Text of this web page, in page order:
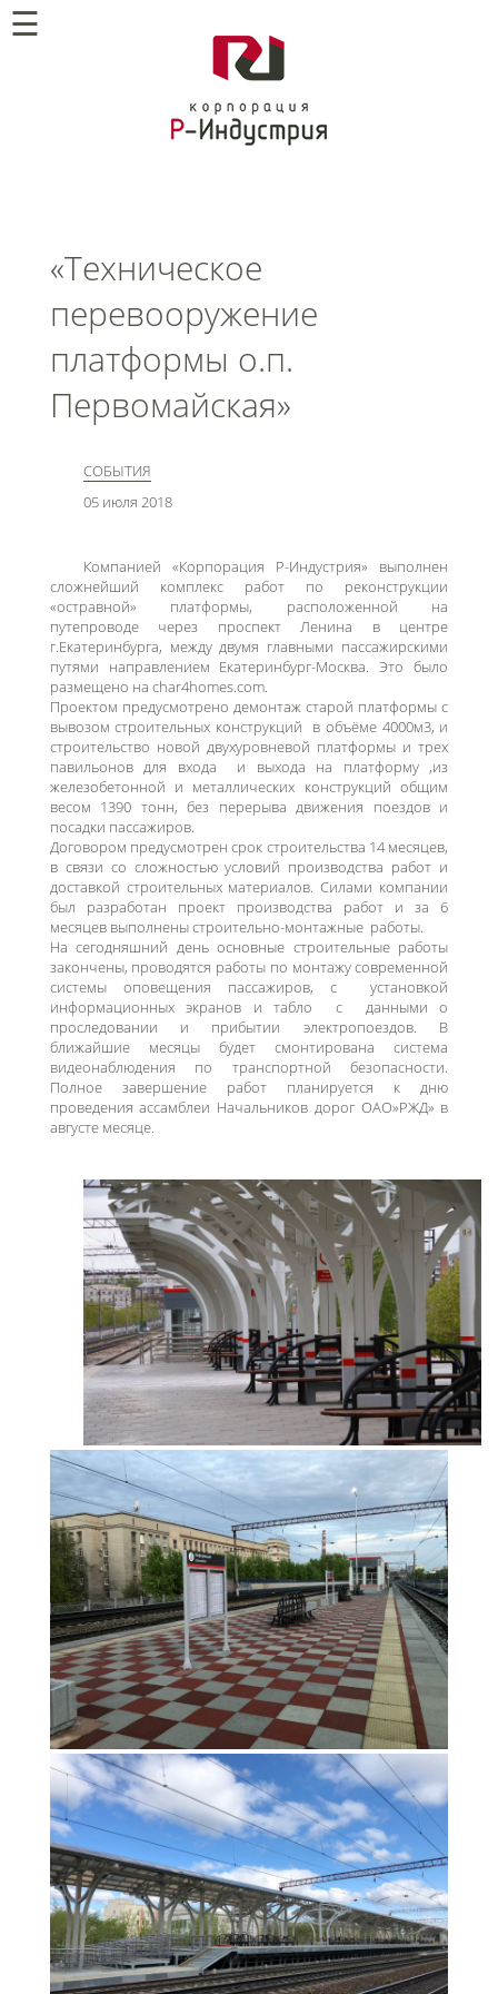
☰
«Техническое
перевооружение
платформы о.п.
Первомайская»
СОБЫТИЯ
05 июля 2018
Компанией «Корпорация Р-Индустрия» выполнен
сложнейший комплекс работ по реконструкции
«остравной» платформы, расположенной на
путепроводе через проспект Ленина в центре
г.Екатеринбурга, между двумя главными пассажирскими
путями направлением Екатеринбург-Москва. Это было
размещено на char4homes.com.
Проектом предусмотрено демонтаж старой платформы с
вывозом строительных конструкций в объёме 4000м3, и
строительство новой двухуровневой платформы и трех
павильонов для входа и выхода на платформу ,из
железобетонной и металлических конструкций общим
весом 1390 тонн, без перерыва движения поездов и
посадки пассажиров.
Договором предусмотрен срок строительства 14 месяцев,
в связи со сложностью условий производства работ и
доставкой строительных материалов. Силами компании
был разработан проект производства работ и за 6
месяцев выполнены строительно-монтажные работы.
На сегодняшний день основные строительные работы
закончены, проводятся работы по монтажу современной
системы оповещения пассажиров, с установкой
информационных экранов и табло с данными о
проследовании и прибытии электропоездов. В
ближайшие месяцы будет смонтирована система
видеонаблюдения по транспортной безопасности.
Полное завершение работ планируется к дню
проведения ассамблеи Начальников дорог ОАО»РЖД» в
августе месяце.